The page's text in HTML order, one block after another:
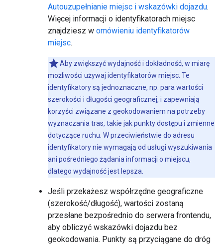
Autouzupełnianie miejsc i wskazówki dojazdu.
Więcej informacji o identyfikatorach miejsc
znajdziesz w omówieniu identyfikatorów
miejsc.
Aby zwiększyć wydajność i dokładność, w miarę
możliwości używaj identyfikatorów miejsc. Te
identyfikatory są jednoznaczne, np. para wartości
szerokości i długości geograficznej, i zapewniają
korzyści związane z geokodowaniem na potrzeby
wyznaczania tras, takie jak punkty dostępu i zmienne
dotyczące ruchu. W przeciwieństwie do adresu
identyfikatory nie wymagają od usługi wyszukiwania
ani pośredniego żądania informacji o miejscu,
dlatego wydajność jest lepsza.
Jeśli przekażesz współrzędne geograficzne
(szerokość/długość), wartości zostaną
przesłane bezpośrednio do serwera frontendu,
aby obliczyć wskazówki dojazdu bez
geokodowania. Punkty są przyciągane do dróg